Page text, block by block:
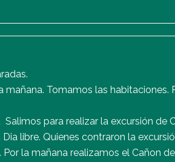
Tomamos las habitaciones.
para realizar la excursión de
libre. Quienes contraron la
la mañana realizamos el Cañon